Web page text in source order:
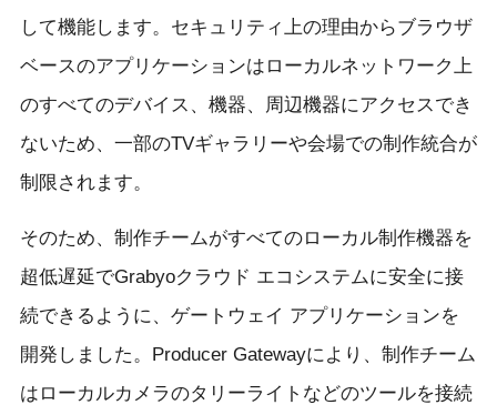
して機能します。セキュリティ上の理由からブラウザ
ベースのアプリケーションはローカルネットワーク上
のすべてのデバイス、機器、周辺機器にアクセスでき
ないため、一部のTVギャラリーや会場での制作統合が
制限されます。
そのため、制作チームがすべてのローカル制作機器を
超低遅延でGrabyoクラウド エコシステムに安全に接
続できるように、ゲートウェイ アプリケーションを
開発しました。Producer Gatewayにより、制作チーム
はローカルカメラのタリーライトなどのツールを接続